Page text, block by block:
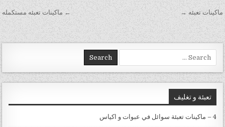
تصفّح المقالات ← ماكينات تعبئه مستكمله ماكينات تعبئه →
Search for:
تعبئة و تغليف
4 – ماكينات تعبئة سوائل في عبوات و اكياس